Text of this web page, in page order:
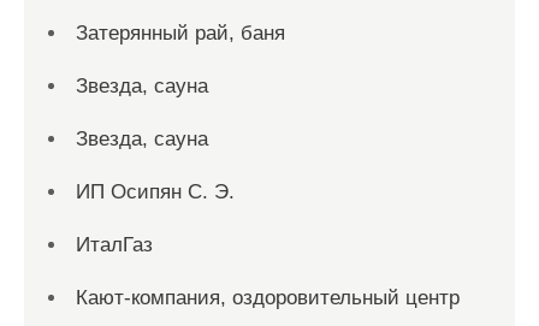
Затерянный рай, баня
Звезда, сауна
Звезда, сауна
ИП Осипян С. Э.
ИталГаз
Кают-компания, оздоровительный центр